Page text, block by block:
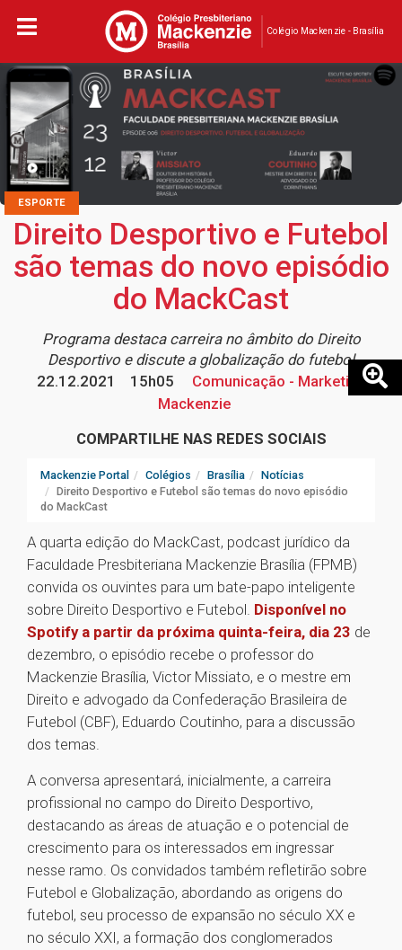
Colégio Mackenzie - Brasília
ESPORTE
Direito Desportivo e Futebol
são temas do novo episódio
do MackCast
Programa destaca carreira no âmbito do Direito
Desportivo e discute a globalização do futebol
22.12.2021
15h05
Comunicação - Marketing
Mackenzie
COMPARTILHE NAS REDES SOCIAIS
Mackenzie Portal Colégios Brasília
Notícias
Direito Desportivo e Futebol são temas do novo episódio
do MackCast
A quarta edição do MackCast, podcast jurídico da
Faculdade Presbiteriana Mackenzie Brasília (FPMB)
convida os ouvintes para um bate-papo inteligente
sobre Direito Desportivo e Futebol. Disponível no
Spotify a partir da próxima quinta-feira, dia 23 de
dezembro, o episódio recebe o professor do
Mackenzie Brasília, Victor Missiato, e o mestre em
Direito e advogado da Confederação Brasileira de
Futebol (CBF), Eduardo Coutinho, para a discussão
dos temas.
A conversa apresentará, inicialmente, a carreira
profissional no campo do Direito Desportivo,
destacando as áreas de atuação e o potencial de
crescimento para os interessados em ingressar
nesse ramo. Os convidados também refletirão sobre
Futebol e Globalização, abordando as origens do
futebol, seu processo de expansão no século XX e
no século XXI, a formação dos conglomerados